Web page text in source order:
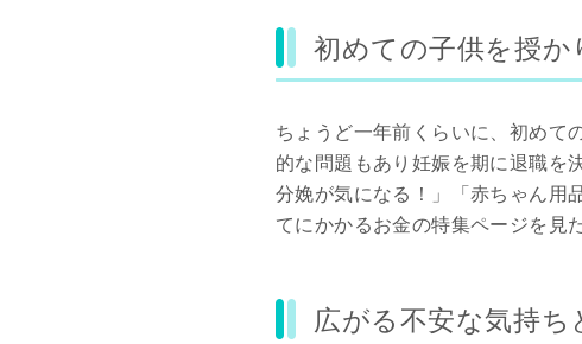
初めての子供を授か
ちょうど一年前くらいに、初めて
的な問題もあり妊娠を期に退職を
分娩が気になる！」「赤ちゃん用
てにかかるお金の特集ページを見
広がる不安な気持ち